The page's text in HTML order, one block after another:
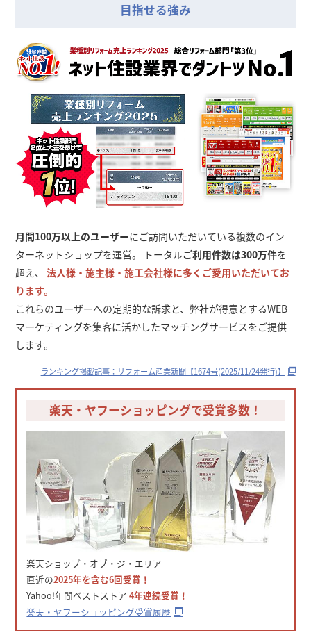
目指せる強み
月間100万以上のユーザーにご訪問いただいている複数のイン
ターネットショップを運営。 トータルご利用件数は300万件を
超え、法人様・施主様・施工会社様に多くご愛用いただいてお
ります。
これらのユーザーへの定期的な訴求と、弊社が得意とするWEB
マーケティングを集客に活かしたマッチングサービスをご提供
します。
ランキング掲載記事：リフォーム産業新聞【1674号(2025/11/24発行)】
楽天・ヤフーショッピングで受賞多数！
楽天ショップ・オブ・ジ・エリア
直近の2025年を含む6回受賞！
Yahoo!年間ベストストア4年連続受賞！
楽天・ヤフーショッピング受賞履歴